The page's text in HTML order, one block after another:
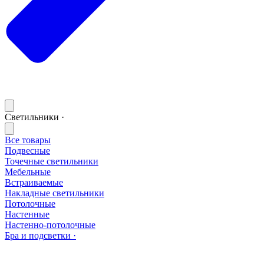
Светильники ·
Все товары
Подвесные
Точечные светильники
Мебельные
Встраиваемые
Накладные светильники
Потолочные
Настенные
Настенно-потолочные
Бра и подсветки ·